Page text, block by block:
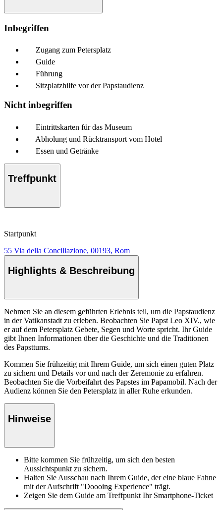
Inbegriffen
Zugang zum Petersplatz
Guide
Führung
Sitzplatzhilfe vor der Papstaudienz
Nicht inbegriffen
Eintrittskarten für das Museum
Abholung und Rücktransport vom Hotel
Essen und Getränke
Treffpunkt
Startpunkt
55 Via della Conciliazione, 00193, Rom
Highlights & Beschreibung
Nehmen Sie an diesem geführten Erlebnis teil, um die Papstaudienz
in der Vatikanstadt zu erleben. Beobachten Sie Papst Leo XIV., wie
er auf dem Petersplatz Gebete, Segen und Worte spricht. Ihr Guide
gibt Ihnen Informationen über die Geschichte und die Traditionen
des Papsttums.
Kommen Sie frühzeitig mit Ihrem Guide, um sich einen guten Platz
zu sichern und Details vor und nach der Zeremonie zu erfahren.
Beobachten Sie die Vorbeifahrt des Papstes im Papamobil. Nach der
Audienz können Sie den Petersplatz in aller Ruhe erkunden.
Hinweise
Bitte kommen Sie frühzeitig, um sich den besten
Aussichtspunkt zu sichern.
Halten Sie Ausschau nach Ihrem Guide, der eine blaue Fahne
mit der Aufschrift "Doooing Experience" trägt.
Zeigen Sie dem Guide am Treffpunkt Ihr Smartphone-Ticket